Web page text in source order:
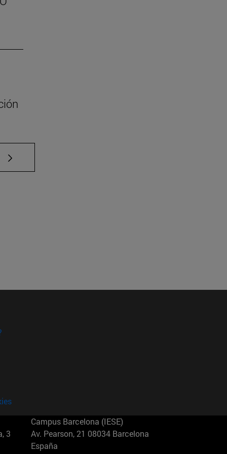
TAB para desplazarse.
3
Campus Barcelona (IESE)
Av. Pearson, 21 08034 Barcelona
España